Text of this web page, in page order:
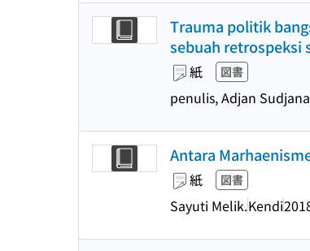
Trauma politik
sebuah retrospeksi
紙 図書
penulis, Adjan
Antara
紙 図書
Sayuti Melik.Kendi